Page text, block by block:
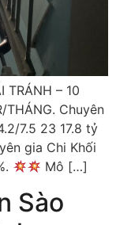
TRÁNH – 10
THÁNG. Chuyên
7.5 23 17.8 tỷ
gia Chi Khối
Mô […]
Sào